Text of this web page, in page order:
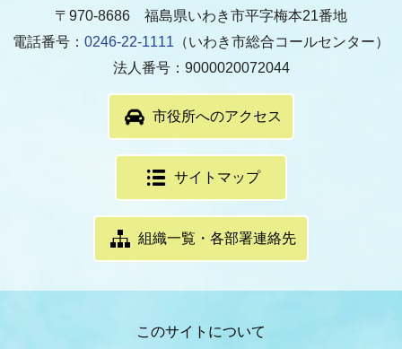
〒970-8686 福島県いわき市平字梅本21番地
電話番号： 0246-22-1111 （いわき市総合コールセンター）
法人番号：9000020072044
市役所へのアクセス
サイトマップ
組織一覧・各部署連絡先
このサイトについて